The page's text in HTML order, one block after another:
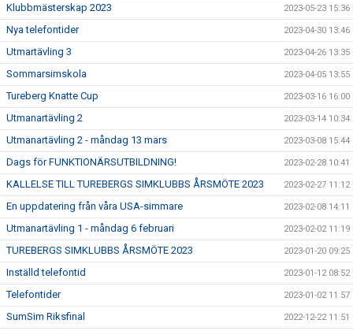
Klubbmästerskap 2023 2023-05-23 15:36
Nya telefontider 2023-04-30 13:46
Utmartävling 3 2023-04-26 13:35
Sommarsimskola 2023-04-05 13:55
Tureberg Knatte Cup 2023-03-16 16:00
Utmanartävling 2 2023-03-14 10:34
Utmanartävling 2 - måndag 13 mars 2023-03-08 15:44
Dags för FUNKTIONÄRSUTBILDNING! 2023-02-28 10:41
KALLELSE TILL TUREBERGS SIMKLUBBS ÅRSMÖTE 2023 2023-02-27 11:12
En uppdatering från våra USA-simmare 2023-02-08 14:11
Utmanartävling 1 - måndag 6 februari 2023-02-02 11:19
TUREBERGS SIMKLUBBS ÅRSMÖTE 2023 2023-01-20 09:25
Inställd telefontid 2023-01-12 08:52
Telefontider 2023-01-02 11:57
SumSim Riksfinal 2022-12-22 11:51